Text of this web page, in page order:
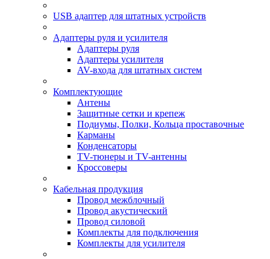
USB адаптер для штатных устройств
Адаптеры руля и усилителя
Адаптеры руля
Адаптеры усилителя
AV-входа для штатных систем
Комплектующие
Антены
Защитные сетки и крепеж
Подиумы, Полки, Кольца проставочные
Карманы
Конденсаторы
TV-тюнеры и TV-антенны
Кроссоверы
Кабельная продукция
Провод межблочный
Провод акустический
Провод силовой
Комплекты для подключения
Комплекты для усилителя